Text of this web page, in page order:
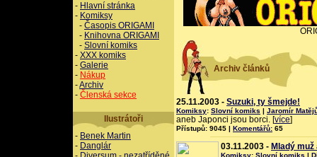
- Hlavní stránka
- Komiksy
- Časopis ORIGAMI
- Knihovna ORIGAMI
- Slovní komiks
- XXX komiks
- Galerie
- Nákup
-Archiv
- Členská sekce
Ilustrátoři
- Benek Martin
- Danglár
Archiv článků
25.11.2003 - Suzuki, ty šmejde!
Komiksy: Slovní komiks | Jaromír
aneb Japonci jsou borci. [více]
Přístupů: 9045 | Komentářů: 65
03.11.2003 - Mladý muž
Komiksy: Slovní komiks |